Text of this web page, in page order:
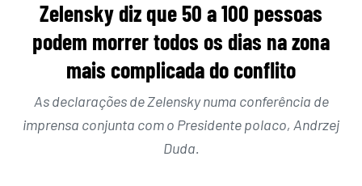
Zelensky diz que 50 a 100 pessoas
podem morrer todos os dias na zona
mais complicada do conflito
As declarações de Zelensky numa conferência de
imprensa conjunta com o Presidente polaco, Andrzej
Duda.